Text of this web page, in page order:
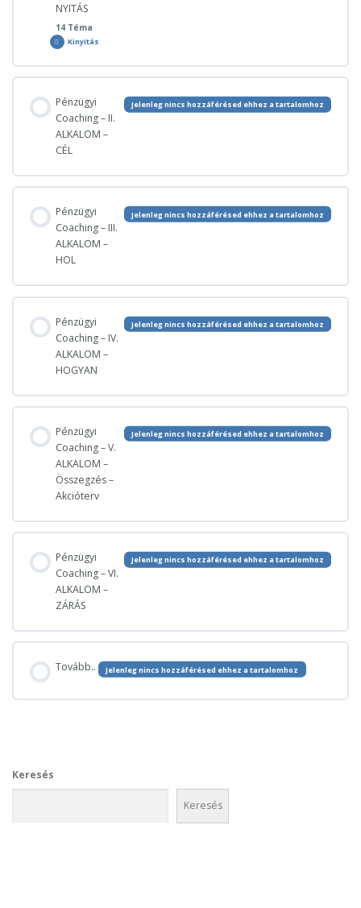
NYITÁS
14 Téma
Kinyitás
Pénzügyi
ALKALOM
NYITÁS
0% BEFEJEZVE 0/14 lépés
Első kérdések
JÖVŐ ÉNED
Skála kérdések
PÉNZÜGYI GONDOK
JÖVŐKÉPALKOTÁS
Pénzügyi
Coaching – II.
ALKALOM –
CÉL
Jelenleg nincs hozzáférésed ehhez a tartalomhoz
Pénzügyi
Coaching – III.
ALKALOM –
HOL
Jelenleg nincs hozzáférésed ehhez a tartalomhoz
Pénzügyi
Coaching – IV.
ALKALOM –
HOGYAN
Jelenleg nincs hozzáférésed ehhez a tartalomhoz
Pénzügyi
Coaching – V.
ALKALOM –
Összegzés –
Akcióterv
Jelenleg nincs hozzáférésed ehhez a tartalomhoz
Pénzügyi
Coaching – VI.
ALKALOM –
ZÁRÁS
Jelenleg nincs hozzáférésed ehhez a tartalomhoz
Tovább… Jelenleg nincs hozzáférésed ehhez a tartalomhoz
Keresés
Keresés